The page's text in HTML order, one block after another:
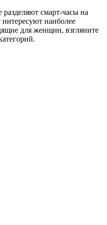
смарт-часы на
наиболее
для женщин, взгляните